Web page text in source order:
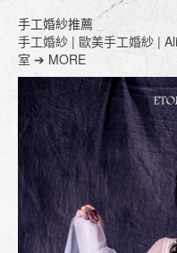
手工婚紗推薦
手工婚紗 | 歐美手工婚紗 |
室 ➔ MORE